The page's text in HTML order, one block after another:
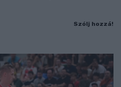
Szólj hozzá!